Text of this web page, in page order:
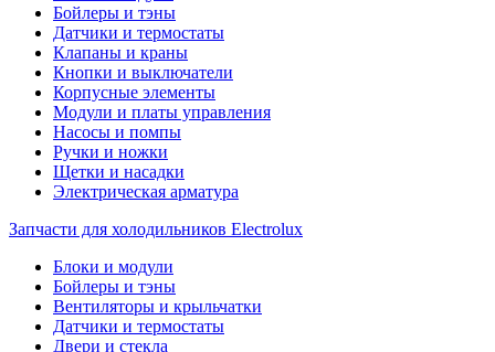
Бойлеры и тэны
Датчики и термостаты
Клапаны и краны
Кнопки и выключатели
Корпусные элементы
Модули и платы управления
Насосы и помпы
Ручки и ножки
Щетки и насадки
Электрическая арматура
Запчасти для холодильников Electrolux
Блоки и модули
Бойлеры и тэны
Вентиляторы и крыльчатки
Датчики и термостаты
Двери и стекла